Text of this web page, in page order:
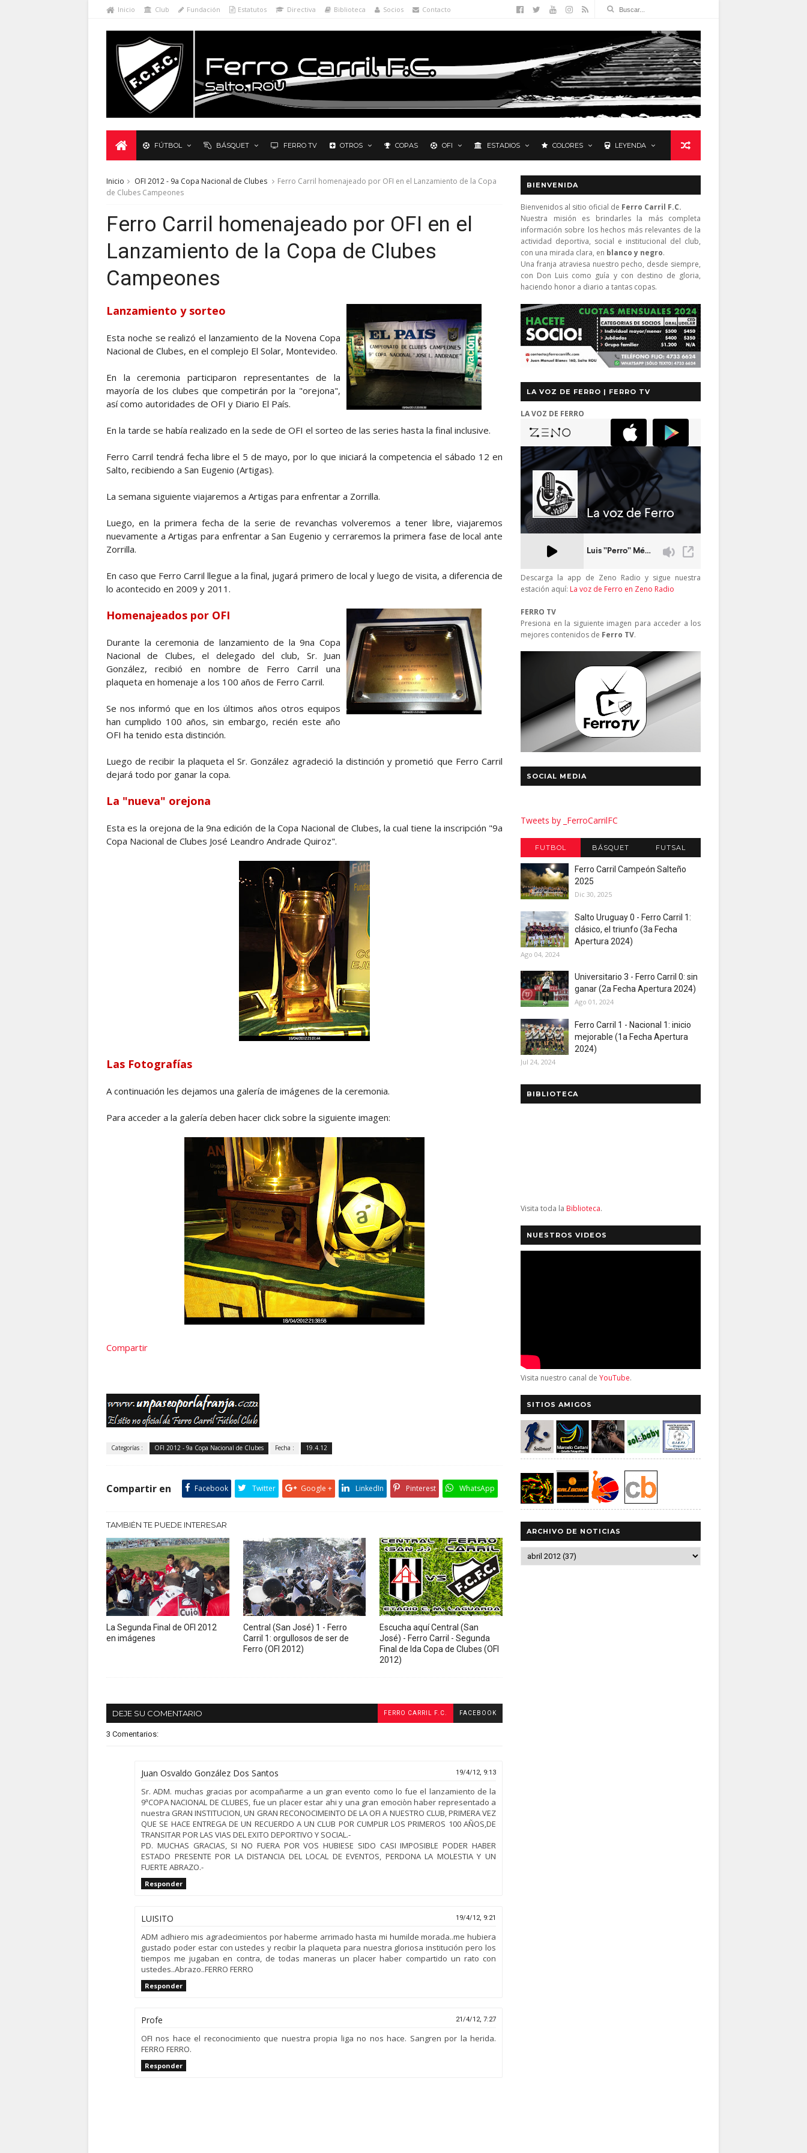
Inicio Club Fundación Estatutos Directiva Biblioteca Socios Contacto
FÚTBOL BÁSQUET FERRO TV OTROS COPAS OFI ESTADIOS COLORES LEYENDA
Inicio OFI 2012 - 9a Copa Nacional de Clubes
Ferro Carril homenajeado por OFI en el Lanzamiento de la Copa
de Clubes Campeones
Ferro Carril homenajeado por OFI en el
Lanzamiento de la Copa de Clubes
Campeones
Lanzamiento y sorteo
Esta noche se realizó el lanzamiento de la Novena Copa
Nacional de Clubes, en el complejo El Solar, Montevideo.
En la ceremonia participaron representantes de la
mayoría de los clubes que competirán por la "orejona",
así como autoridades de OFI y Diario El País.
En la tarde se había realizado en la sede de OFI el sorteo de las series hasta la final inclusive.
Ferro Carril tendrá fecha libre el 5 de mayo, por lo que iniciará la competencia el sábado 12 en
Salto, recibiendo a San Eugenio (Artigas).
La semana siguiente viajaremos a Artigas para enfrentar a Zorrilla.
Luego, en la primera fecha de la serie de revanchas volveremos a tener libre, viajaremos
nuevamente a Artigas para enfrentar a San Eugenio y cerraremos la primera fase de local ante
Zorrilla.
En caso que Ferro Carril llegue a la final, jugará primero de local y luego de visita, a diferencia de
lo acontecido en 2009 y 2011.
Homenajeados por OFI
Durante la ceremonia de lanzamiento de la 9na Copa
Nacional de Clubes, el delegado del club, Sr. Juan
González, recibió en nombre de Ferro Carril una
plaqueta en homenaje a los 100 años de Ferro Carril.
Se nos informó que en los últimos años otros equipos
han cumplido 100 años, sin embargo, recién este año
OFI ha tenido esta distinción.
Luego de recibir la plaqueta el Sr. González agradeció la distinción y prometió que Ferro Carril
dejará todo por ganar la copa.
La "nueva" orejona
Esta es la orejona de la 9na edición de la Copa Nacional de Clubes, la cual tiene la inscripción "9a
Copa Nacional de Clubes José Leandro Andrade Quiroz".
Las Fotografías
A continuación les dejamos una galería de imágenes de la ceremonia.
Para acceder a la galería deben hacer click sobre la siguiente imagen:
Compartir
Categorías : OFI 2012 - 9a Copa Nacional de Clubes Fecha : 19.4.12
Compartir en Facebook Twitter Google + LinkedIn Pinterest WhatsApp
TAMBIÉN TE PUEDE INTERESAR
La Segunda Final de OFI 2012
en imágenes
Central (San José) 1 - Ferro
Carril 1: orgullosos de ser de
Ferro (OFI 2012)
Escucha aquí Central (San
José) - Ferro Carril - Segunda
Final de Ida Copa de Clubes (OFI
2012)
DEJE SU COMENTARIO FERRO CARRIL F.C. FACEBOOK
3 Comentarios:
Juan Osvaldo González Dos Santos 19/4/12, 9:13
Sr. ADM. muchas gracias por acompañarme a un gran evento como lo fue el lanzamiento de la
9ªCOPA NACIONAL DE CLUBES, fue un placer estar ahi y una gran emociòn haber representado a
nuestra GRAN INSTITUCION, UN GRAN RECONOCIMEINTO DE LA OFI A NUESTRO CLUB, PRIMERA VEZ
QUE SE HACE ENTREGA DE UN RECUERDO A UN CLUB POR CUMPLIR LOS PRIMEROS 100 AÑOS,DE
TRANSITAR POR LAS VIAS DEL EXITO DEPORTIVO Y SOCIAL.-
PD. MUCHAS GRACIAS, SI NO FUERA POR VOS HUBIESE SIDO CASI IMPOSIBLE PODER HABER
ESTADO PRESENTE POR LA DISTANCIA DEL LOCAL DE EVENTOS, PERDONA LA MOLESTIA Y UN
FUERTE ABRAZO.-
Responder
LUISITO 19/4/12, 9:21
ADM adhiero mis agradecimientos por haberme arrimado hasta mi humilde morada..me hubiera
gustado poder estar con ustedes y recibir la plaqueta para nuestra gloriosa institución pero los
tiempos me jugaban en contra, de todas maneras un placer haber compartido un rato con
ustedes..Abrazo..FERRO FERRO
Responder
Profe 21/4/12, 7:27
OFI nos hace el reconocimiento que nuestra propia liga no nos hace. Sangren por la herida.
FERRO FERRO.
Responder
BIENVENIDA
Bienvenidos al sitio oficial de Ferro Carril F.C.
Nuestra misión es brindarles la más completa
información sobre los hechos más relevantes de la
actividad deportiva, social e institucional del club,
con una mirada clara, en blanco y negro.
Una franja atraviesa nuestro pecho, desde siempre,
con Don Luis como guía y con destino de gloria,
haciendo honor a diario a tantas copas.
LA VOZ DE FERRO | FERRO TV
LA VOZ DE FERRO
Descarga la app de Zeno Radio y sigue nuestra
estación aquí: La voz de Ferro en Zeno Radio
FERRO TV
Presiona en la siguiente imagen para acceder a los
mejores contenidos de Ferro TV.
SOCIAL MEDIA
Tweets by _FerroCarrilFC
FUTBOL BÁSQUET FUTSAL
Ferro Carril Campeón Salteño
2025
Dic 30, 2025
Salto Uruguay 0 - Ferro Carril 1:
clásico, el triunfo (3a Fecha
Apertura 2024)
Ago 04, 2024
Universitario 3 - Ferro Carril 0: sin
ganar (2a Fecha Apertura 2024)
Ago 01, 2024
Ferro Carril 1 - Nacional 1: inicio
mejorable (1a Fecha Apertura
2024)
Jul 24, 2024
BIBLIOTECA
Visita toda la Biblioteca.
NUESTROS VIDEOS
Visita nuestro canal de YouTube.
SITIOS AMIGOS
ARCHIVO DE NOTICIAS